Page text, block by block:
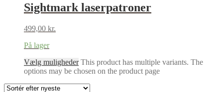
Sightmark laserpatroner
499,00 kr.
På lager
Vælg mulighederThis product has multiple variants. The
options may be chosen on the product page